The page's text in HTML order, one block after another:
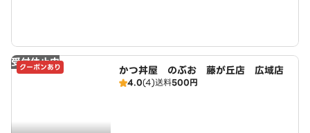
受付休止中
クーポンあり かつ丼屋 のぶお 藤が丘店 広域店
4.0(4)送料500円